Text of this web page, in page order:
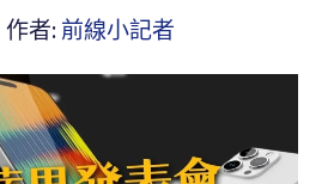
作者: 前線小記者